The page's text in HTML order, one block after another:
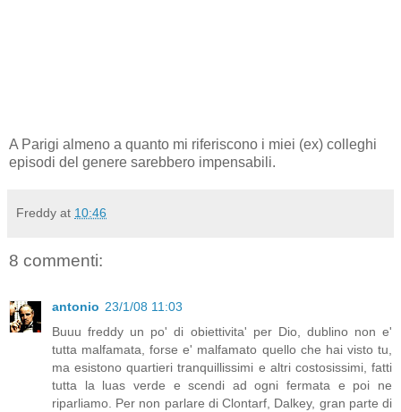
A Parigi almeno a quanto mi riferiscono i miei (ex) colleghi
episodi del genere sarebbero impensabili.
Freddy at 10:46
8 commenti:
antonio 23/1/08 11:03
Buuu freddy un po' di obiettivita' per Dio, dublino non e'
tutta malfamata, forse e' malfamato quello che hai visto tu,
ma esistono quartieri tranquillissimi e altri costosissimi, fatti
tutta la luas verde e scendi ad ogni fermata e poi ne
riparliamo. Per non parlare di Clontarf, Dalkey, gran parte di